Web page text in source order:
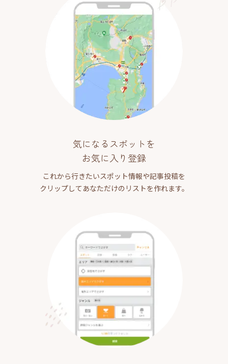
気になるスポットを
お気に入り登録
これから行きたいスポット情報や記事投稿を
クリップしてあなただけのリストを作れます。